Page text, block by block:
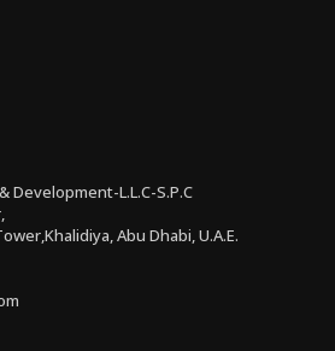
Development-L.L.C-S.P.C
Abu Dhabi, U.A.E.